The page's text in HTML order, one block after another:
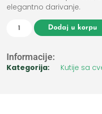
elegantno darivanje.
Dodaj u korpu
Informacije:
Kategorija: Kutije sa